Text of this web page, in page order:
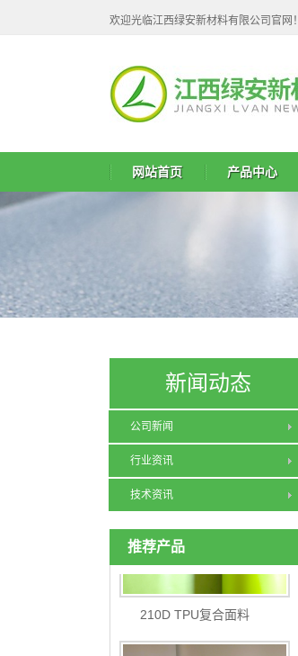
欢迎光临江西绿安新材料有限公司官网！
网站首页 产品中心
新闻动态
公司新闻
行业资讯
技术资讯
推荐产品
TPE复合面料